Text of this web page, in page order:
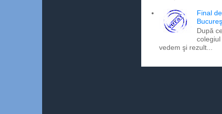
Final
După
vedem şi rezult...